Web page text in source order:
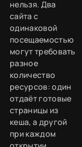
нельзя. Два
сайта с
одинаковой
посещаемостью
могут требовать
разное
количество
ресурсов: один
отдаёт готовые
страницы из
кеша, а другой
при каждом